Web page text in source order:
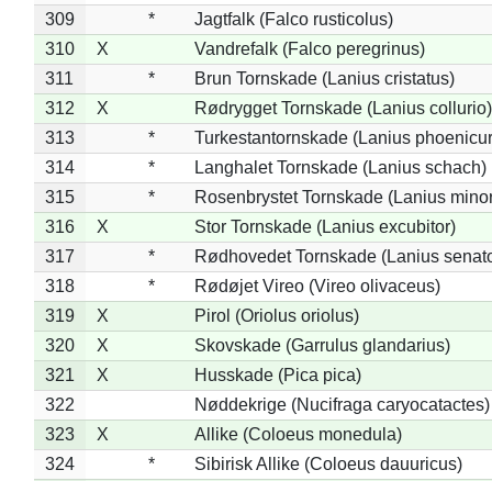
309
*
Jagtfalk (Falco rusticolus)
310
X
Vandrefalk (Falco peregrinus)
311
*
Brun Tornskade (Lanius cristatus)
312
X
Rødrygget Tornskade (Lanius collurio)
313
*
Turkestantornskade (Lanius
314
*
Langhalet Tornskade (Lanius schach)
315
*
Rosenbrystet Tornskade (Lanius
316
X
Stor Tornskade (Lanius excubitor)
317
*
Rødhovedet Tornskade (Lanius
318
*
Rødøjet Vireo (Vireo olivaceus)
319
X
Pirol (Oriolus oriolus)
320
X
Skovskade (Garrulus glandarius)
321
X
Husskade (Pica pica)
322
Nøddekrige (Nucifraga caryocatactes)
323
X
Allike (Coloeus monedula)
324
*
Sibirisk Allike (Coloeus dauuricus)